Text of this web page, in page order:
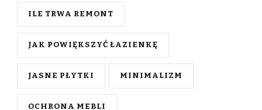
ILE TRWA REMONT
JAK POWIĘKSZYĆ ŁAZIENKĘ
JASNE PŁYTKI MINIMALIZM
OCHRONA MEBLI